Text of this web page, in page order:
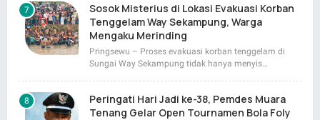
Sosok Misterius di Lokasi Evakuasi Korban
Tenggelam Way Sekampung, Warga
Mengaku Merinding
Pringsewu – Proses evakuasi korban tenggelam di
Sungai Way Sekampung tidak hanya menyis…
Peringati Hari Jadi ke-38, Pemdes Muara
Tenang Gelar Open Tournamen Bola Foly